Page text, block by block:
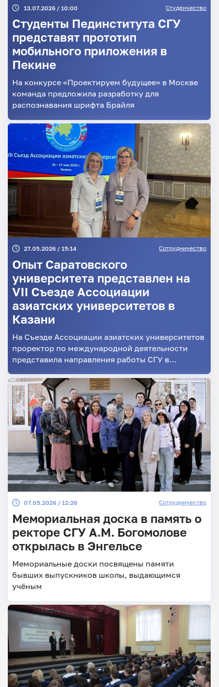
13.07.2026 / 10:00 Студенчество
Студенты Пединститута СГУ
представят прототип
мобильного приложения в
Пекине
На конкурсе «Проектируем будущее» в Москве
команда предложила разработку для
распознавания шрифта Брайля
27.05.2026 / 15:14 Сотрудничество
Опыт Саратовского
университета представлен на
VII Съезде Ассоциации
азиатских университетов в
Казани
На Съезде Ассоциации азиатских университетов
проректор по международной деятельности
представила направления работы СГУ в
07.05.2026 / 12:26 Сотрудничество
Мемориальная доска в память о
ректоре СГУ А.М. Богомолове
открылась в Энгельсе
Мемориальные доски посвящены памяти
бывших выпускников школы, выдающимся
учёным